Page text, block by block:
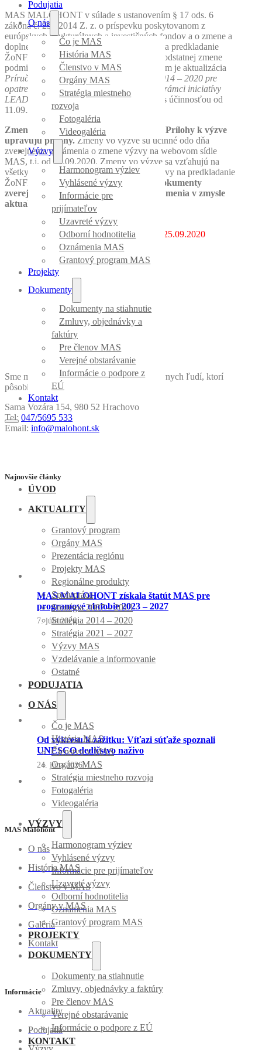
Podujatia
O nás
Čo je MAS
História MAS
Členstvo v MAS
Orgány MAS
Stratégia miestneho
rozvoja
Fotogaléria
Videogaléria
Výzvy
Harmonogram výziev
Vyhlásené výzvy
Informácie pre
prijímateľov
Uzavreté výzvy
Odborní hodnotitelia
Oznámenia MAS
Grantový program MAS
Projekty
Dokumenty
Dokumenty na stiahnutie
Zmluvy, objednávky a
faktúry
Pre členov MAS
Verejné obstarávanie
Informácie o podpore z
EÚ
Kontakt
ÚVOD
AKTUALITY
Grantový program
Orgány MAS
Prezentácia regiónu
Projekty MAS
Regionálne produkty
Spolupráca
Stratégia 2007 – 2013
Stratégia 2014 – 2020
Stratégia 2021 – 2027
Výzvy MAS
Vzdelávanie a informovanie
Ostatné
PODUJATIA
O NÁS
Čo je MAS
História MAS
Členstvo v MAS
Orgány MAS
Stratégia miestneho rozvoja
Fotogaléria
Videogaléria
VÝZVY
Harmonogram výziev
Vyhlásené výzvy
Informácie pre prijímateľov
Uzavreté výzvy
Odborní hodnotitelia
Oznámenia MAS
Grantový program MAS
PROJEKTY
DOKUMENTY
Dokumenty na stiahnutie
Zmluvy, objednávky a faktúry
Pre členov MAS
Verejné obstarávanie
Informácie o podpore z EÚ
KONTAKT
MAS MALOHONT v súlade s ustanovením § 17 ods. 6
zákona č. 292/2014 Z. z. o príspevku poskytovanom z
európskych štrukturálnych a investičných fondov a o zmene a
doplnení niektorých zákonov mení výzvu na predkladanie
ŽoNFP spôsobom, ktorým nedochádza k podstatnej zmene
podmienok poskytnutia príspevku. Dôvodom je aktualizácia
Príručky pre prijímateľa NFP z PRV SR 2014 – 2020 pre
opatrenie 19. Podpora na miestny rozvoj v rámci iniciatívy
LEADER
zo strany RO/PPA na verziu 1.3 s účinnosťou od
11.09.2020.
Zmenou výzvy sa v texte výzvy v časti 8. Prílohy k výzve
upravujú prílohy. Zmeny vo výzve sú účinné odo dňa
zverejnenia oznámenia o zmene výzvy na webovom sídle
MAS, t.j. od 25.09.2020. Zmeny vo výzve sa vzťahujú na
všetky ŽoNFP predložené v rámci tejto výzvy na predkladanie
ŽoNFP okrem už predložených ŽoNFP.
Dokumenty
zverejnené v rámci predmetnej výzvy sa menia v zmysle
aktualizovanej príručky.
Na stiahnutie:
Výzva MAS_063/7.5/6 – účinná od 25.09.2020
Sme miestna akčná skupina a spájame aktívnych ľudí, ktorí
pôsobia v Malohonte a jeho okolí.
Sama Vozára 154, 980 52 Hrachovo
Tel: 047/5695 533
Email: info@malohont.sk
Najnovšie články
MAS MALOHONT získala štatút MAS pre
programové obdobie 2023 – 2027
7. júla 2026
Od výkresu k zážitku: Víťazi súťaže spoznali
UNESCO dedičstvo naživo
24. júna 2026
MAS Malohont
O nás
História MAS
Členstvo v MAS
Orgány v MAS
Galéria
Kontakt
Informácie
Aktuality
Podujatia